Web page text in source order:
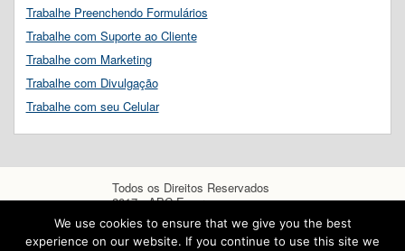
Trabalhe Preenchendo Formulários
Trabalhe com Suporte ao Cliente
Trabalhe com Marketing
Trabalhe com Divulgação
Trabalhe com seu Celular
Todos os Direitos Reservados
2017 - ABC Empregos
We use cookies to ensure that we give you the best
experience on our website. If you continue to use this site we